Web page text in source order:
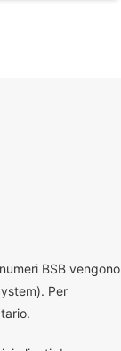
BSB vengono
Per